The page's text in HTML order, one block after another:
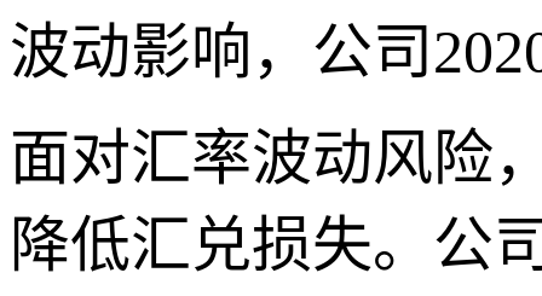
波动影响，公司
面对汇率波动风险
降低汇兑损失。公